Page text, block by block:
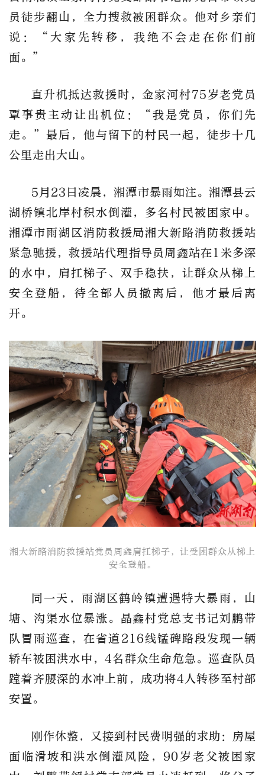
员徒步翻山，全力搜救被困群众。他对乡亲们
说：“大家先转移，我绝不会走在你们前
面。”
直升机抵达救援时，金家河村75岁老党员
覃事贵主动让出机位：“我是党员，你们先
走。”最后，他与留下的村民一起，徒步十几
公里走出大山。
5月23日凌晨，湘潭市暴雨如注。湘潭县云
湖桥镇北岸村积水倒灌，多名村民被困家中。
湘潭市雨湖区消防救援局湘大新路消防救援站
紧急驰援，救援站代理指导员周鑫站在1米多深
的水中，肩扛梯子、双手稳扶，让群众从梯上
安全登船，待全部人员撤离后，他才最后离
开。
湘大新路消防救援站党员周鑫​肩扛梯子，让受困群众从梯上
安全登船。
同一天，雨湖区鹤岭镇遭遇特大暴雨，山
塘、沟渠水位暴涨。晶鑫村党总支书记刘鹏带
队冒雨巡查，在省道216线锰碑路段发现一辆
轿车被困洪水中，4名群众生命危急。巡查队员
蹚着齐腰深的水冲上前，成功将4人转移至村部
安置。
刚作休整，又接到村民费明强的求助：房屋
面临滑坡和洪水倒灌风险，90岁老父被困家